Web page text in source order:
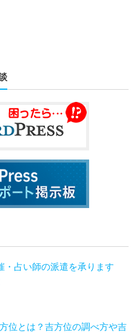
・占い師の派遣を承ります
位とは？吉方位の調べ方や吉